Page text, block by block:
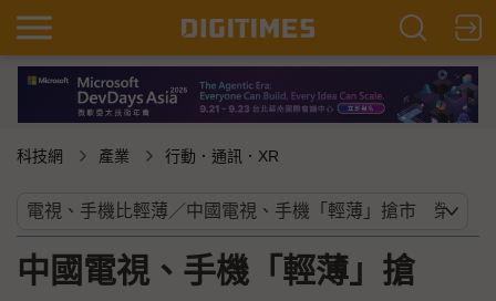
科技網 產業 行動．通訊．XR
中國電視、手機「輕薄」搶